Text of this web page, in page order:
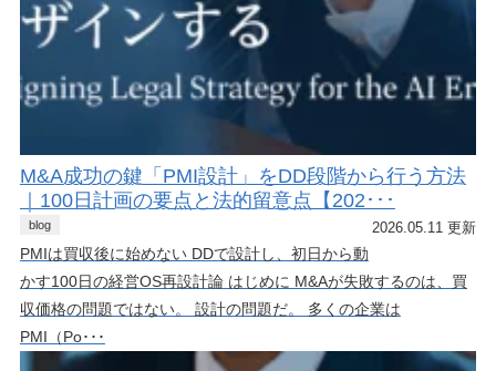
M&A成功の鍵「PMI設計」をDD段階から行う方法
｜100日計画の要点と法的留意点【202･･･
blog 2026.05.11 更新
PMIは買収後に始めない DDで設計し、初日から動
かす100日の経営OS再設計論 はじめに M&Aが失敗するのは、買
収価格の問題ではない。 設計の問題だ。 多くの企業は
PMI（Po･･･